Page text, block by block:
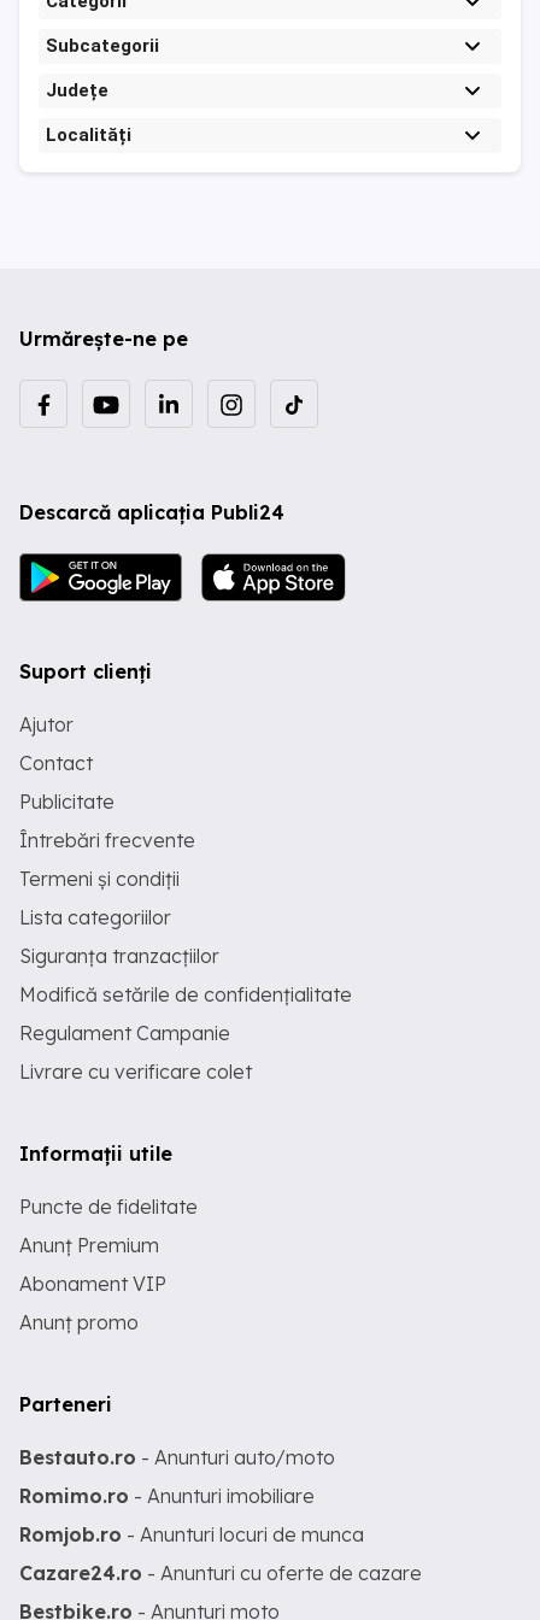
Subcategorii
Județe
Localități
Urmărește-ne pe
Descarcă aplicația Publi24
Suport clienți
Ajutor
Contact
Publicitate
Întrebări frecvente
Termeni și condiții
Lista categoriilor
Siguranța tranzacțiilor
Modifică setările de confidențialitate
Regulament Campanie
Livrare cu verificare colet
Informații utile
Puncte de fidelitate
Anunț Premium
Abonament VIP
Anunț promo
Parteneri
Bestauto.ro - Anunturi auto/moto
Romimo.ro - Anunturi imobiliare
Romjob.ro - Anunturi locuri de munca
Cazare24.ro - Anunturi cu oferte de cazare
Bestbike.ro - Anunturi moto